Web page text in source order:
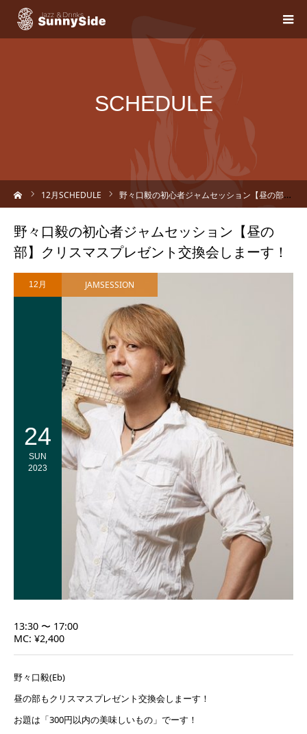
SCHEDULE
12月SCHEDULE 野々口毅の初心者ジャムセッション【昼の部】クリスマスプレゼント交換会しまーす！
野々口毅の初心者ジャムセッション【昼の
部】クリスマスプレゼント交換会しまーす！
12月
24
SUN
2023
JAMSESSION
13:30 〜 17:00
MC: ¥2,400
野々口毅(Eb)
昼の部もクリスマスプレゼント交換会しまーす！
お題は「300円以内の美味しいもの」でーす！